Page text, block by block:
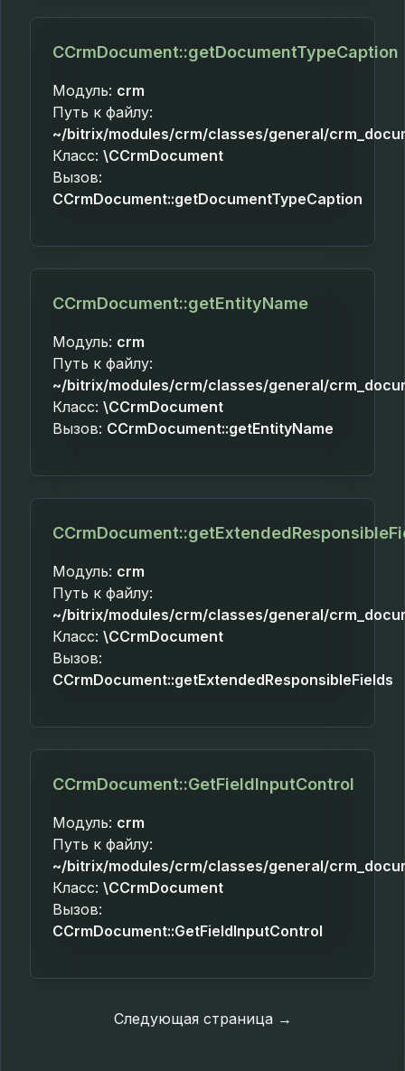
CCrmDocument::getDocumentTypeCaption
Модуль: crm
Путь к файлу:
~/bitrix/modules/crm/classes/general/
Класс: \CCrmDocument
Вызов:
CCrmDocument::getDocumentTypeCaption
CCrmDocument::getEntityName
Модуль: crm
Путь к файлу:
~/bitrix/modules/crm/classes/general/
Класс: \CCrmDocument
Вызов: CCrmDocument::getEntityName
Модуль: crm
Путь к файлу:
~/bitrix/modules/crm/classes/general/
Класс: \CCrmDocument
Вызов:
CCrmDocument::getExtendedResponsibleFields
CCrmDocument::GetFieldInputControl
Модуль: crm
Путь к файлу:
~/bitrix/modules/crm/classes/general/
Класс: \CCrmDocument
Вызов:
CCrmDocument::GetFieldInputControl
Следующая страница →